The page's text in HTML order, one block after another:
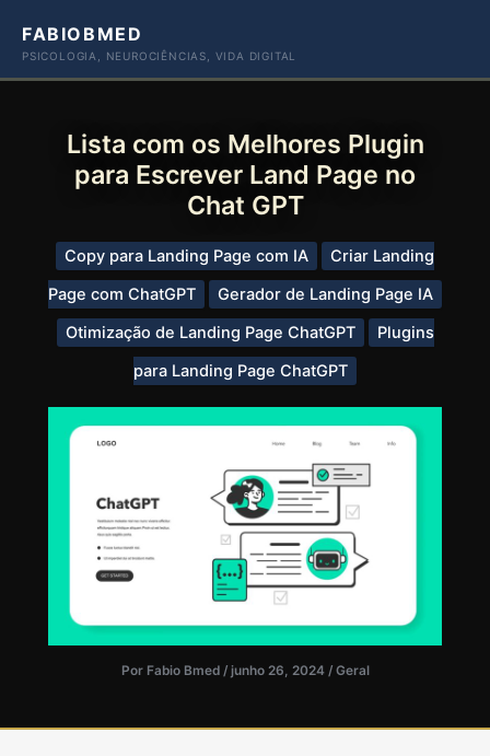
paraFABIOBMED
PSICOLOGIA, NEUROCIÊNCIAS, VIDA DIGITAL
Lista com os Melhores Plugin
para Escrever Land Page no
Chat GPT
Copy para Landing Page com IA
Criar Landing
Page com ChatGPT
Gerador de Landing Page IA
Otimização de Landing Page ChatGPT
Plugins
para Landing Page ChatGPT
Por Fabio Bmed / junho 26, 2024 / Geral